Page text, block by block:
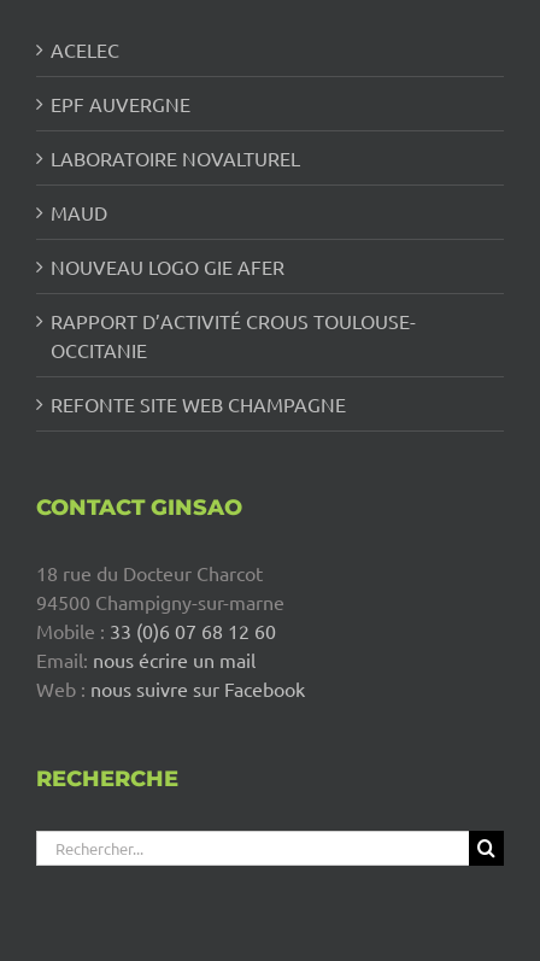
ACELEC
EPF AUVERGNE
LABORATOIRE NOVALTUREL
MAUD
NOUVEAU LOGO GIE AFER
RAPPORT D’ACTIVITÉ CROUS TOULOUSE-
OCCITANIE
REFONTE SITE WEB CHAMPAGNE
CONTACT GINSAO
18 rue du Docteur Charcot
94500 Champigny-sur-marne
Mobile : 33 (0)6 07 68 12 60
Email: nous écrire un mail
Web : nous suivre sur Facebook
RECHERCHE
Rechercher: